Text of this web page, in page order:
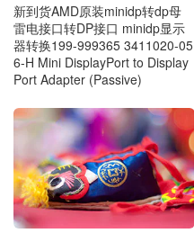
新到货AMD原装minidp转dp母
雷电接口转DP接口 minidp显示
器转换199-999365 3411020-05
6-H Mini DisplayPort to Display
Port Adapter (Passive)